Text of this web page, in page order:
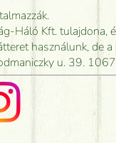
még ma
tudják
önöknél?
virágküldésről?
Háló Kft. tulajdona,
használunk, de
u. 39. 1067